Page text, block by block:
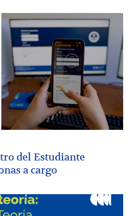
del Estudiante
a cargo